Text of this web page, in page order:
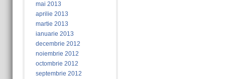
mai 2013
aprilie 2013
martie 2013
ianuarie 2013
decembrie 2012
noiembrie 2012
octombrie 2012
septembrie 2012